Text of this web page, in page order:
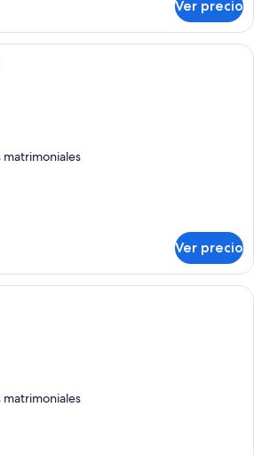
Ver precio
Habitación de hotel con una cama
matrimoniales
Ver precio
Habitación de hotel con una cama
matrimoniales